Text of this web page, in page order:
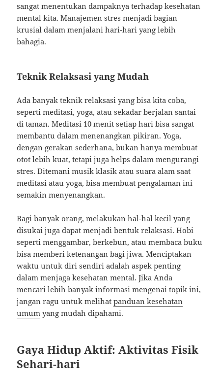
sangat menentukan dampaknya terhadap kesehatan
mental kita. Manajemen stres menjadi bagian
krusial dalam menjalani hari-hari yang lebih
bahagia.
Teknik Relaksasi yang Mudah
Ada banyak teknik relaksasi yang bisa kita coba,
seperti meditasi, yoga, atau sekadar berjalan santai
di taman. Meditasi 10 menit setiap hari bisa sangat
membantu dalam menenangkan pikiran. Yoga,
dengan gerakan sederhana, bukan hanya membuat
otot lebih kuat, tetapi juga helps dalam mengurangi
stres. Ditemani musik klasik atau suara alam saat
meditasi atau yoga, bisa membuat pengalaman ini
semakin menyenangkan.
Bagi banyak orang, melakukan hal-hal kecil yang
disukai juga dapat menjadi bentuk relaksasi. Hobi
seperti menggambar, berkebun, atau membaca buku
bisa memberi ketenangan bagi jiwa. Menciptakan
waktu untuk diri sendiri adalah aspek penting
dalam menjaga kesehatan mental. Jika Anda
mencari lebih banyak informasi mengenai topik ini,
jangan ragu untuk melihatpanduan kesehatan
umum yang mudah dipahami.
Gaya Hidup Aktif: Aktivitas Fisik
Sehari-hari